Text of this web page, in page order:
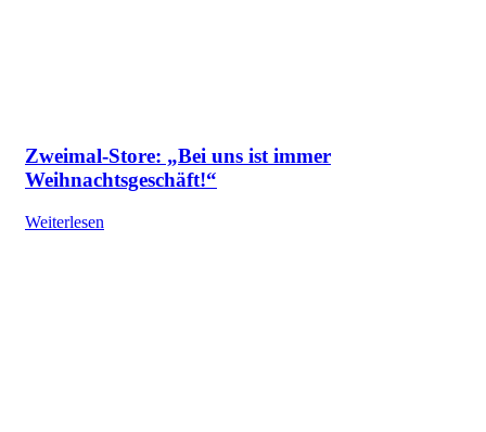
Zweimal-Store: „Bei uns ist immer
Weihnachtsgeschäft!“
Weiterlesen